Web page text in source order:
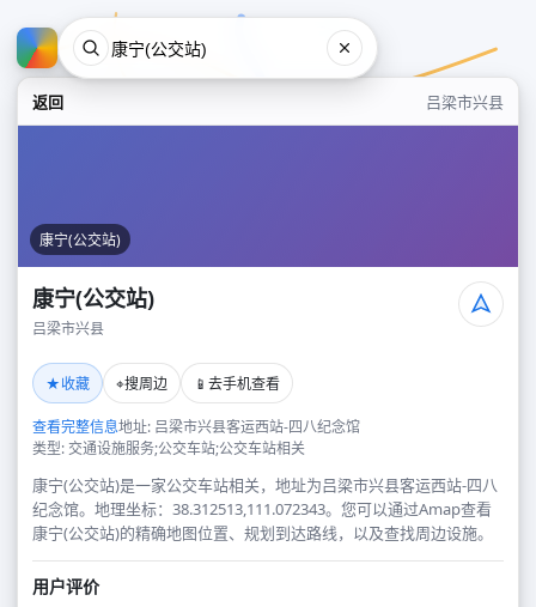
返回 吕梁市兴县
康宁(公交站)
康宁(公交站)
吕梁市兴县
★收藏 ⌖搜周边 📱 去手机查看
查看完整信息地址: 吕梁市兴县客运西站-四八纪念馆
类型: 交通设施服务;公交车站;公交车站相关
康宁(公交站)是一家公交车站相关，地址为吕梁市兴县客运西站-四八
纪念馆。地理坐标：38.312513,111.072343。您可以通过Amap查看
康宁(公交站)的精确地图位置、规划到达路线，以及查找周边设施。
用户评价